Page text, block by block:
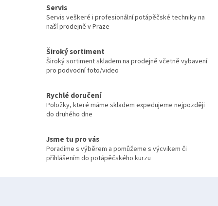
d
a
p
r
v
u
Servis
Servis veškeré i profesionální potápěčské techniky na
naší prodejně v Praze
Široký sortiment
Široký sortiment skladem na prodejně včetně vybavení
pro podvodní foto/video
Rychlé doručení
Položky, které máme skladem expedujeme nejpozději
do druhého dne
Jsme tu pro vás
Poradíme s výběrem a pomůžeme s výcvikem či
přihlášením do potápěčského kurzu